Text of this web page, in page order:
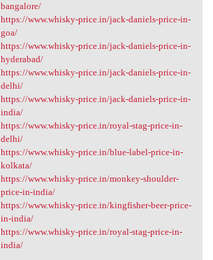
bangalore/
https://www.whisky-price.in/jack-daniels-price-in-
goa/
https://www.whisky-price.in/jack-daniels-price-in-
hyderabad/
https://www.whisky-price.in/jack-daniels-price-in-
delhi/
https://www.whisky-price.in/jack-daniels-price-in-
india/
https://www.whisky-price.in/royal-stag-price-in-
delhi/
https://www.whisky-price.in/blue-label-price-in-
kolkata/
https://www.whisky-price.in/monkey-shoulder-
price-in-india/
https://www.whisky-price.in/kingfisher-beer-price-
in-india/
https://www.whisky-price.in/royal-stag-price-in-
india/